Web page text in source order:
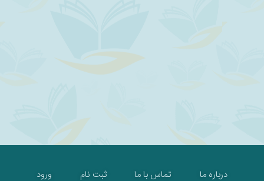
درباره ما تماس با ما ثبت نام ورود